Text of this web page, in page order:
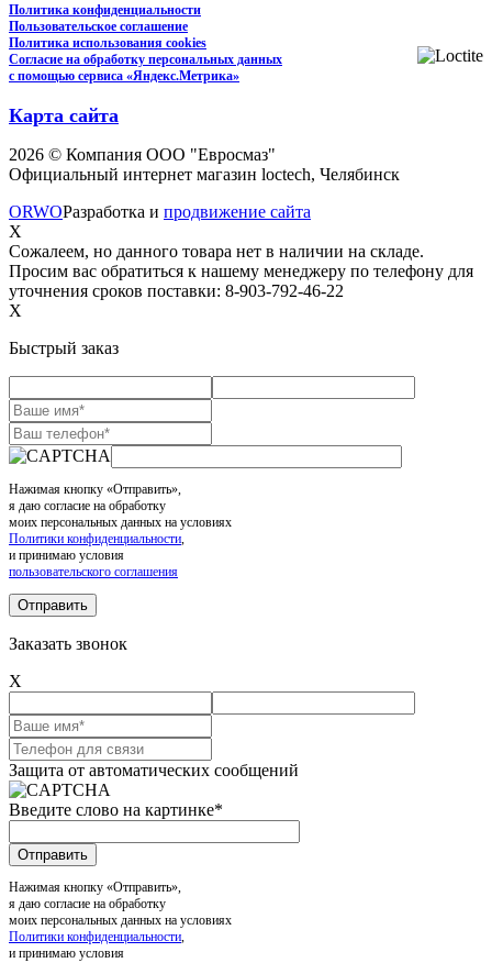
Политика конфиденциальности
Пользовательское соглашение
Политика использования cookies
Согласие на обработку персональных данных
с помощью сервиса «Яндекс.Метрика»
Карта сайта
2026 © Компания ООО "Евросмаз"
Официальный интернет магазин loctech, Челябинск
ORWOРазработка и продвижение сайта
X
Сожалеем, но данного товара нет в наличии на складе.
Просим вас обратиться к нашему менеджеру по телефону для
уточнения сроков поставки: 8-903-792-46-22
X
Быстрый заказ
Нажимая кнопку «Отправить»,
я даю согласие на обработку
моих персональных данных на условиях
Политики конфиденциальности
и принимаю условия
пользовательского соглашения
Заказать звонок
X
Защита от автоматических сообщений
Введите слово на картинке*
Нажимая кнопку «Отправить»,
я даю согласие на обработку
моих персональных данных на условиях
Политики конфиденциальности,
и принимаю условия